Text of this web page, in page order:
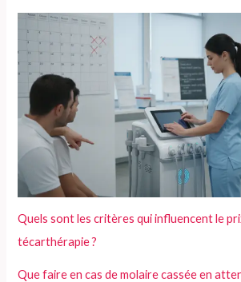
Quels sont les critères qui influencent le
técarthérapie ?
Que faire en cas de molaire cassée en